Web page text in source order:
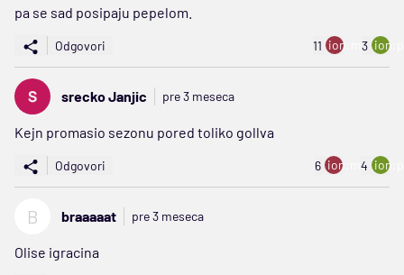
pa se sad posipaju pepelom.
Odgovori 11 ion:minus
3
srecko Janjic pre 3 meseca
Kejn promasio sezonu pored toliko gollva
Odgovori 6 ion:minus
4
B braaaaat pre 3 meseca
Olise igracina